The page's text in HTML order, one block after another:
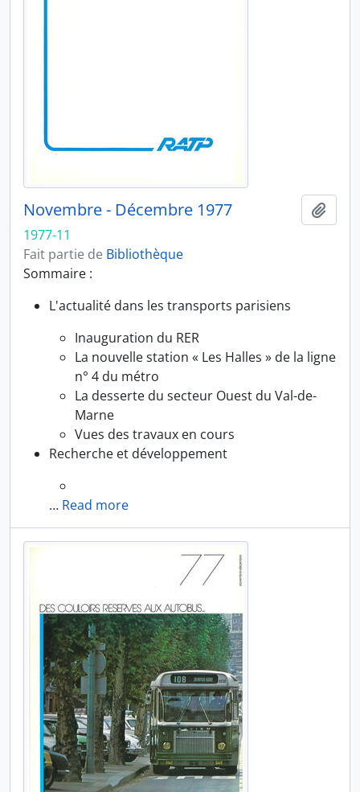
Novembre - Décembre 1977
1977-11
Fait partie de Bibliothèque
Sommaire :
L'actualité dans les transports parisiens
Inauguration du RER
La nouvelle station « Les Halles » de la ligne
n° 4 du métro
La desserte du secteur Ouest du Val-de-
Marne
Vues des travaux en cours
Recherche et développement
… Read more